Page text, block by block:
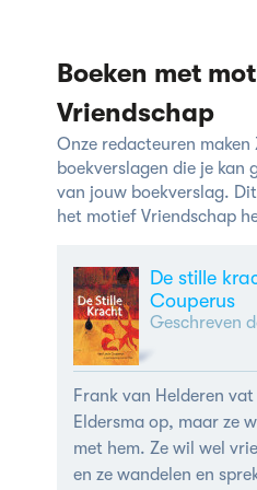
Boeken met
Vriendschap
Onze redacteuren maken
boekverslagen die je kan
van jouw boekverslag.
het motief Vriendschap
De stille
Couperus
Geschreven
Frank van Helderen
Eldersma op, maar ze
met hem. Ze wil wel
en ze wandelen en